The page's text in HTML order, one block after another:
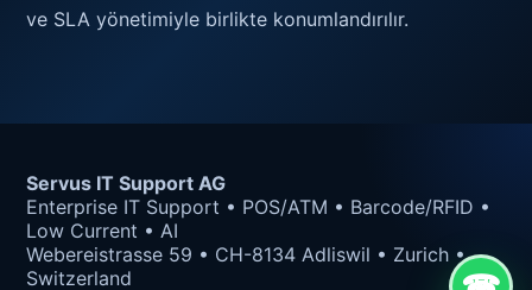
ve SLA yönetimiyle birlikte konumlandırılır.
Servus IT Support AG
Enterprise IT Support • POS/ATM • Barcode/RFID •
Low Current • AI
Webereistrasse 59 • CH-8134 Adliswil • Zurich •
Switzerland